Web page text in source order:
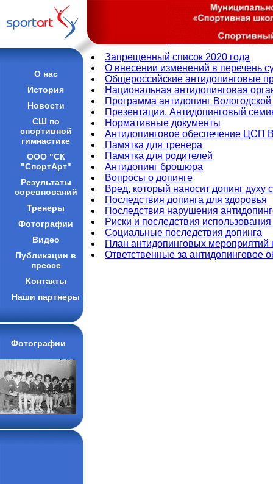
О нас
История
Новости
СШ по
спортивной
гимнастике
ООО "СК
"СпортАрт"
Результаты
соревнований
Тренеры
Фотографии
Видео
Публикации в
прессе
Контакты
Наши партнеры
Фотографии
Запрещенный список 2020 года
О внесении изменений в перечень
Общероссийские антидопинговые
Национальная антидопинговая
Программа антидопинг Вологодской
Презентации. Антидопинговый
Нормативные документы
Антидопинговое обеспечение ЦСП
Памятка для тренера
Памятка для родителей
Антидопинг брошюра
Вопросы о допинге
Вред, который наносит допинг духу
Последствия допинга для здоровья
Последствия нарушения
Риски и последствия
Социальные последствия допинга
План антидопинговых мероприятий
Ответственные за антидопинговое